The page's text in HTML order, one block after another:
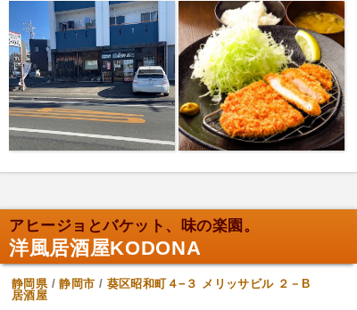
アヒージョとバケット、味の楽園。
洋風居酒屋KODONA
静岡県/静岡市 / 葵区昭和町４−３ メリッサビル ２－B
居酒屋